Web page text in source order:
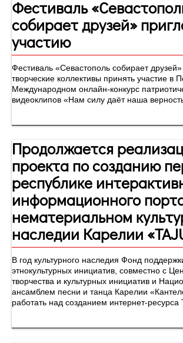
Фестиваль
собирает друзей»
участию
Фестиваль «Севастополь собирает
творческие коллективы принять участие в
Международном онлайн-конкурс
видеоклипов «Нам силу даёт наша
Продолжается
проекта по созданию
республике
информационного
нематериальном
наследии Карелии
В год культурного наследия Фонд
этнокультурных инициатив, совместно с
творчества и культурных инициатив и
ансамблем песни и танца Карелии
работать над созданием интернет-ресурса